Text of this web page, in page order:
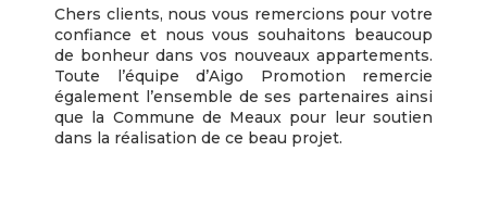
Chers clients, nous vous remercions pour votre
confiance et nous vous souhaitons beaucoup
de bonheur dans vos nouveaux appartements.
Toute l’équipe d’Aigo Promotion remercie
également l’ensemble de ses partenaires ainsi
que la Commune de Meaux pour leur soutien
dans la réalisation de ce beau projet.